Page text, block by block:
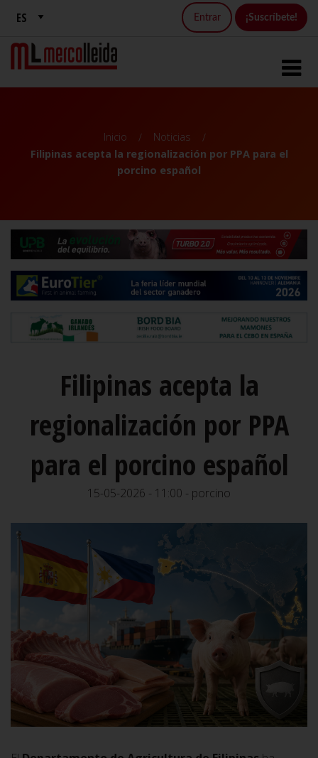
Entrar ¡Suscríbete!
Inicio
Noticias
Filipinas acepta la regionalización por PPA para el
porcino español
Filipinas acepta la
regionalización por PPA
para el porcino español
15-05-2026 - 11:00 - porcino